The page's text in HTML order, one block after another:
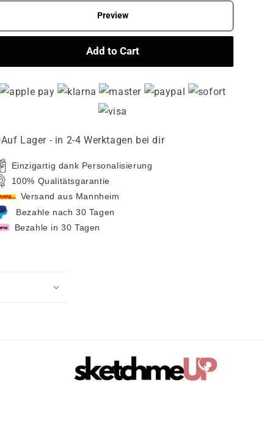
Preview
Add to Cart
Auf Lager - in 2-4 Werktagen bei dir
Einzigartig dank Personalisierung
100% Qualitätsgarantie
Versand aus Mannheim
Bezahle nach 30 Tagen
Bezahle in 30 Tagen